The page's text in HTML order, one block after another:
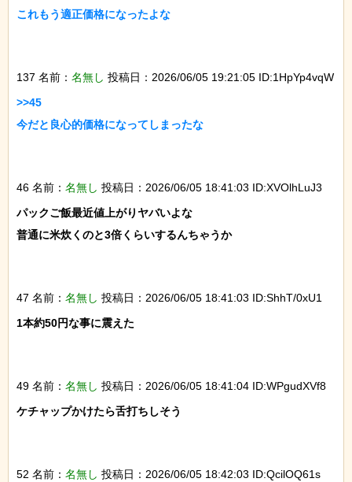
これもう適正価格になったよな
137 名前： 名無し 投稿日：2026/06/05 19:21:05 ID:1HpYp4vqW
>>45
今だと良心的価格になってしまったな
46 名前： 名無し 投稿日：2026/06/05 18:41:03 ID:XVOlhLuJ3
パックご飯最近値上がりヤバいよな
普通に米炊くのと3倍くらいするんちゃうか
47 名前： 名無し 投稿日：2026/06/05 18:41:03 ID:ShhT/0xU1
1本約50円な事に震えた
49 名前： 名無し 投稿日：2026/06/05 18:41:04 ID:WPgudXVf8
ケチャップかけたら舌打ちしそう
52 名前： 名無し 投稿日：2026/06/05 18:42:03 ID:QcilOQ61s